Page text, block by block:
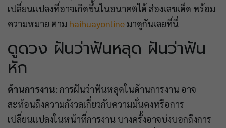
เปลี่ยนแปลงที่อาจเกิดขึ้นในอนาคตได้ ส่องเลขเด็ด พร้อม
ความหมาย ตาม haihuayonline มาดูกันเลยที่นี่
ดูดวง ฝันว่าฟันหลุด ฝันว่าฟัน
หัก
ด้านการงาน: การฝันว่าฟันหลุดในด้านการงาน อาจ
สะท้อนถึงความกังวลเกี่ยวกับความมั่นคงหรือการ
เปลี่ยนแปลงในหน้าที่การงาน บางครั้งอาจบ่งบอกถึงการ